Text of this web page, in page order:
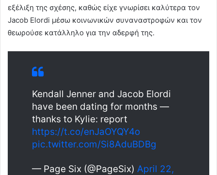
εξέλιξη της σχέσης, καθώς είχε γνωρίσει καλύτερα τον
Jacob Elordi μέσω κοινωνικών συναναστροφών και τον
θεωρούσε κατάλληλο για την αδερφή της.
Kendall Jenner and Jacob Elordi
have been dating for months —
thanks to Kylie: report
https://t.co/enJaOYQY4o
pic.twitter.com/Si8AduBDBg
— Page Six (@PageSix) April 22,